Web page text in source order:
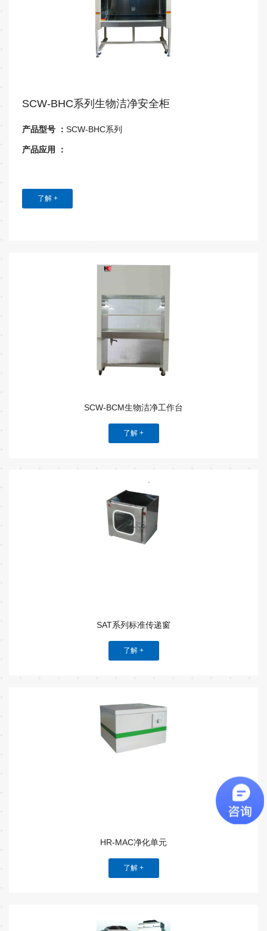
SCW-BHC系列生物洁净安全柜
产品型号 ： SCW-BHC系列
产品应用 ：
了解 +
SCW-BCM生物洁净工作台
了解 +
SAT系列标准传递窗
了解 +
HR-MAC净化单元
了解 +